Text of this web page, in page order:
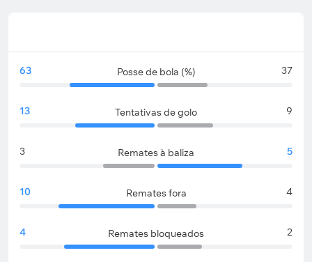
63 Posse de bola (%) 37
13 Tentativas de golo 9
3 Remates à baliza 5
10 Remates fora 4
4 Remates bloqueados 2